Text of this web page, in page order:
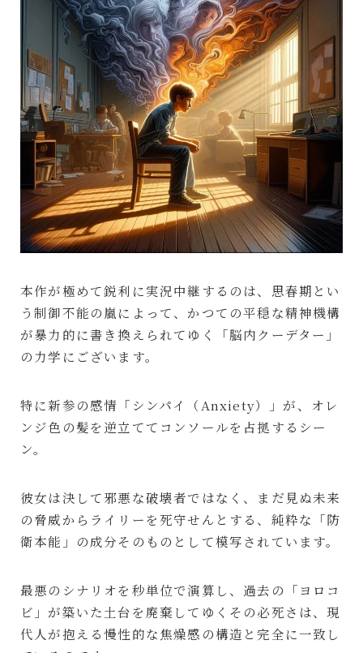
本作が極めて鋭利に実況中継するのは、思春期とい
う制御不能の嵐によって、かつての平穏な精神機構
が暴力的に書き換えられてゆく「脳内クーデター」
の力学にございます。
特に新参の感情「シンパイ（Anxiety）」が、オレ
ンジ色の髪を逆立ててコンソールを占拠するシー
ン。
彼女は決して邪悪な破壊者ではなく、まだ見ぬ未来
の脅威からライリーを死守せんとする、純粋な「防
衛本能」の成分そのものとして模写されています。
最悪のシナリオを秒単位で演算し、過去の「ヨロコ
ビ」が築いた土台を廃棄してゆくその必死さは、現
代人が抱える慢性的な焦燥感の構造と完全に一致し